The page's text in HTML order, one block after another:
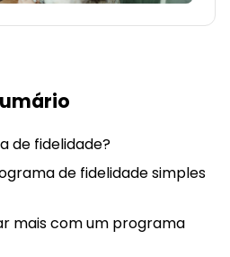
de fidelidade?
de fidelidade simples
mais com um programa